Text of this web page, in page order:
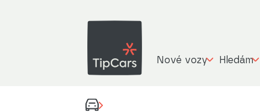
Nové vozy Hledám